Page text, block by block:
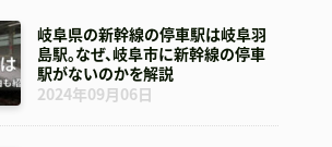
岐阜県の新幹線の停車駅は岐阜羽
島駅。なぜ、岐阜市に新幹線の停車
駅がないのかを解説
2024年09月06日